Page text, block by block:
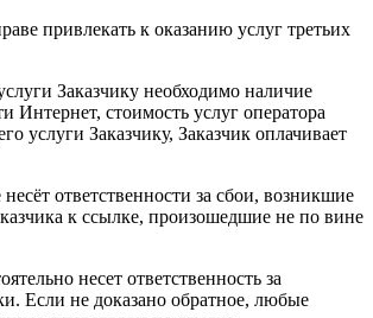
привлекать к оказанию услуг третьих
Заказчику необходимо наличие
Интернет, стоимость услуг оператора
услуги Заказчику, Заказчик оплачивает
ответственности за сбои, возникшие
к ссылке, произошедшие не по вине
несет ответственность за
Если не доказано обратное, любые